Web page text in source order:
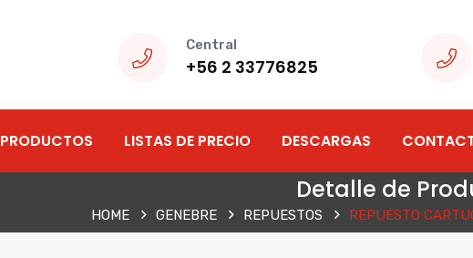
Central
+56 2 33776825
PRODUCTOS LISTAS DE PRECIO DESCARGAS
Detalle de
HOME GENEBRE REPUESTOS REPUESTO